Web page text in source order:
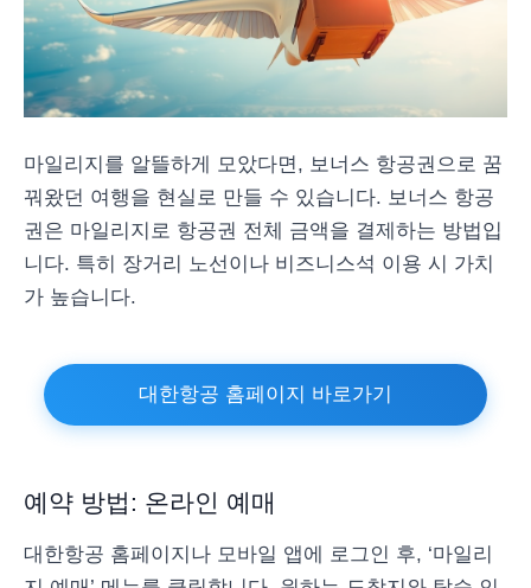
마일리지를 알뜰하게 모았다면, 보너스 항공권으로 꿈
꿔왔던 여행을 현실로 만들 수 있습니다. 보너스 항공
권은 마일리지로 항공권 전체 금액을 결제하는 방법입
니다. 특히 장거리 노선이나 비즈니스석 이용 시 가치
가 높습니다.
대한항공 홈페이지 바로가기
예약 방법: 온라인 예매
대한항공 홈페이지나 모바일 앱에 로그인 후, ‘마일리